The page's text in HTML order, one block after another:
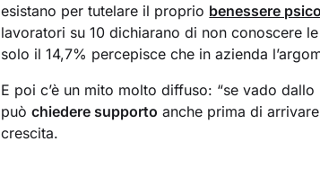
esistano per tutelare il proprio benessere
lavoratori su 10 dichiarano di non conoscere
solo il 14,7% percepisce che in azienda
E poi c’è un mito molto diffuso: “se vado
puòchiedere supporto anche prima di
crescita.